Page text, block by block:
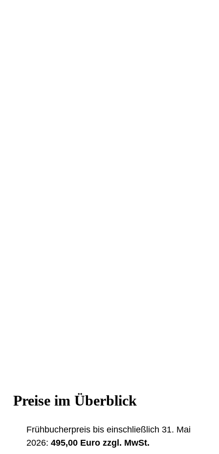
Preise im Überblick
Frühbucherpreis bis einschließlich 31. Mai
2026: 495,00 Euro zzgl. MwSt.